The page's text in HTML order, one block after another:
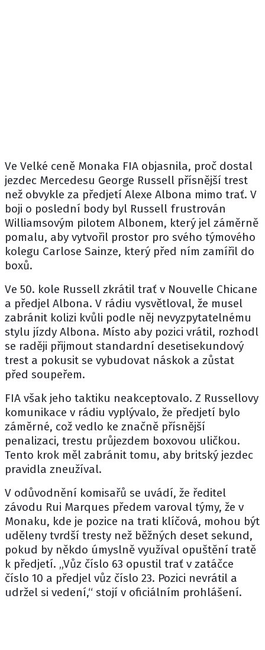
Ve Velké ceně Monaka FIA objasnila, proč dostal
jezdec Mercedesu George Russell přísnější trest
než obvykle za předjetí Alexe Albona mimo trať. V
boji o poslední body byl Russell frustrován
Williamsovým pilotem Albonem, který jel záměrně
pomalu, aby vytvořil prostor pro svého týmového
kolegu Carlose Sainze, který před ním zamířil do
boxů.
Ve 50. kole Russell zkrátil trať v Nouvelle Chicane
a předjel Albona. V rádiu vysvětloval, že musel
zabránit kolizi kvůli podle něj nevyzpytatelnému
stylu jízdy Albona. Místo aby pozici vrátil, rozhodl
se raději přijmout standardní desetisekundový
trest a pokusit se vybudovat náskok a zůstat
před soupeřem.
FIA však jeho taktiku neakceptovalo. Z Russellovy
komunikace v rádiu vyplývalo, že předjetí bylo
záměrné, což vedlo ke značně přísnější
penalizaci, trestu průjezdem boxovou uličkou.
Tento krok měl zabránit tomu, aby britský jezdec
pravidla zneužíval.
V odůvodnění komisařů se uvádí, že ředitel
závodu Rui Marques předem varoval týmy, že v
Monaku, kde je pozice na trati klíčová, mohou být
uděleny tvrdší tresty než běžných deset sekund,
pokud by někdo úmyslně využíval opuštění tratě
k předjetí. „Vůz číslo 63 opustil trať v zatáčce
číslo 10 a předjel vůz číslo 23. Pozici nevrátil a
udržel si vedení,“ stojí v oficiálním prohlášení.